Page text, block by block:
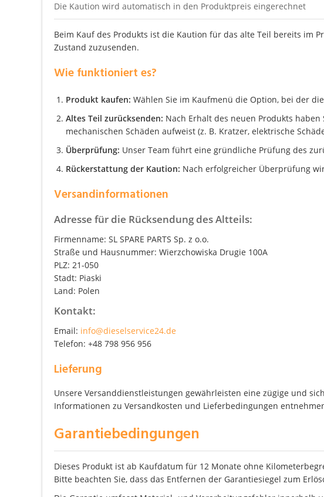
Die Kaution wird automatisch in den Produktpreis eingerechnet
Beim Kauf des Produkts ist die Kaution für das alte Teil bereits im
Zustand zuzusenden.
Wie funktioniert es?
Produkt kaufen: Wählen Sie im Kaufmenü die Option, bei der
Altes Teil zurücksenden: Nach Erhalt des neuen Produkts
mechanischen Schäden aufweist (z. B. Kratzer, elektrische
Überprüfung: Unser Team führt eine gründliche Prüfung des
Rückerstattung der Kaution: Nach erfolgreicher Überprüfung
Versandinformationen
Adresse für die Rücksendung des Altteils:
Firmenname: SL SPARE PARTS Sp. z o.o.
Straße und Hausnummer: Wierzchowiska Drugie 100A
PLZ: 21-050
Stadt: Piaski
Land: Polen
Kontakt:
Email: info@dieselservice24.de
Telefon: +48 798 956 956
Lieferung
Unsere Versanddienstleistungen gewährleisten eine zügige und
Informationen zu Versandkosten und Lieferbedingungen
Garantiebedingungen
Dieses Produkt ist ab Kaufdatum für 12 Monate ohne
Bitte beachten Sie, dass das Entfernen der Garantiesiegel zum